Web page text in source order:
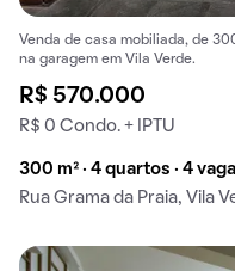
Venda de casa mobiliada, de
na garagem em Vila Verde.
R$ 570.000
R$ 0 Condo. + IPTU
300 m² · 4 quartos · 4
Rua Grama da Praia, Vila